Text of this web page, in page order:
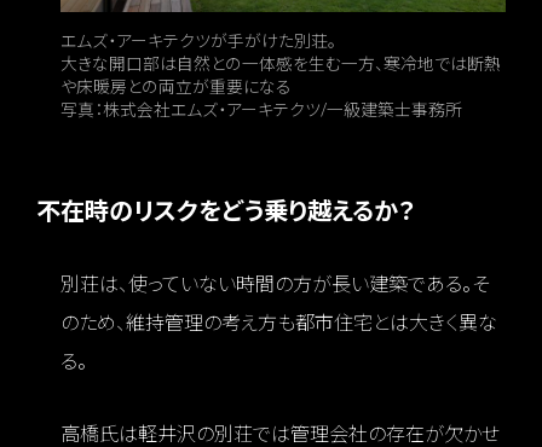
エムズ・アーキテクツが手がけた別荘。
大きな開口部は自然との一体感を生む一方、寒冷地では断熱
や床暖房との両立が重要になる
写真：株式会社エムズ・アーキテクツ/一級建築士事務所
不在時のリスクをどう乗り越えるか？
別荘は、使っていない時間の方が長い建築である。そ
のため、維持管理の考え方も都市住宅とは大きく異な
る。
高橋氏は軽井沢の別荘では管理会社の存在が欠かせ